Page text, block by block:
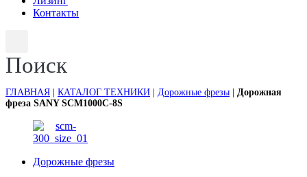
Контакты
Поиск
ГЛАВНАЯ КАТАЛОГ ТЕХНИКИ Дорожные фрезы
Дорожная
фреза SANY SCM1000C-8S
Дорожные фрезы